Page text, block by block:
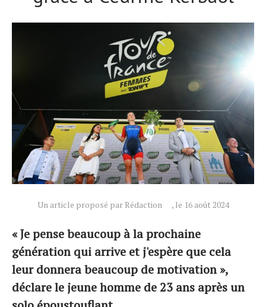
Un article proposé par Rédaction , le 16 août 2024
« Je pense beaucoup à la prochaine
génération qui arrive et j'espère que cela
leur donnera beaucoup de motivation »,
déclare le jeune homme de 23 ans après un